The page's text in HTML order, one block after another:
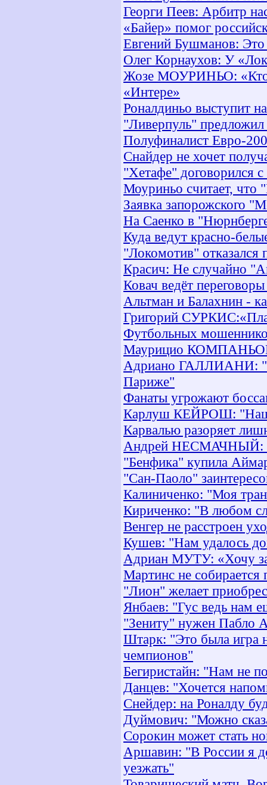
Георги Пеев: Арбитр
«Байер» помог
Евгений Бушманов: Это
Олег Корнаухов: У
Жозе МОУРИНЬО: «Кто
«Интере»
Роналдиньо выступит
"Ливерпуль"
Полуфиналист Евро-
Снайдер не хочет
"Хетафе" договорился
Моуриньо считает, что
Заявка запорожского
На Саенко в
Куда ведут красно-
"Локомотив" отказался
Красич: Не случайно
Ковач ведёт
Альтман и Балахнин -
Григорий
Футбольных
Маурицио
Адриано ГАЛЛИАНИ:
Париже"
Фанаты угрожают
Карлуш КЕЙРОШ: "Наша
Карвалью разоряет
Андрей НЕСМАЧНЫЙ:
"Бенфика" купила
"Сан-Паоло"
Калиниченко: "Моя
Кириченко: "В любом
Венгер не расстроен
Кушев: "Нам удалось
Адриан МУТУ: «Хочу
Мартинс не
"Лион" желает
Янбаев: "Гус ведь нам
"Зениту" нужен Пабло
Штарк: "Это была игра
чемпионов"
Бегиристайн: "Нам не
Данцев: "Хочется
Снейдер: на Роналду
Дуймович: "Можно
Сорокин может стать
Аршавин: "В России я
уезжать"